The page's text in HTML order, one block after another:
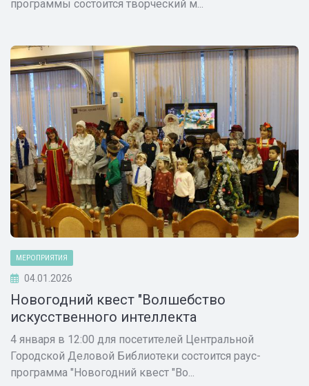
программы состоится творческий м...
МЕРОПРИЯТИЯ
04.01.2026
Новогодний квест "Волшебство
искусственного интеллекта
4 января в 12:00 для посетителей Центральной
Городской Деловой Библиотеки состоится раус-
программа "Новогодний квест "Во...